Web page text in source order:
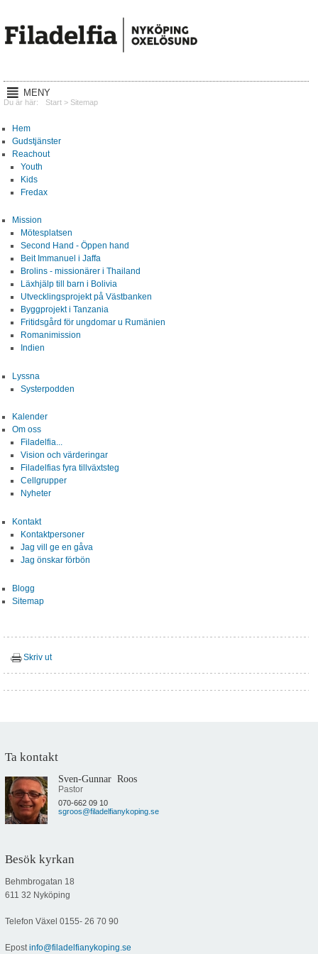
MENY
Hem
Gudstjänster
Reachout
Mission
Kalender
Om oss
Kontakt
Blogg
Du är här: Start > Sitemap
Hem
Gudstjänster
Reachout
Youth
Kids
Fredax
Mission
Mötesplatsen
Second Hand - Öppen hand
Beit Immanuel i Jaffa
Brolins - missionärer i Thailand
Läxhjälp till barn i Bolivia
Utvecklingsprojekt på Västbanken
Byggprojekt i Tanzania
Fritidsgård för ungdomar u Rumänien
Romanimission
Indien
Lyssna
Systerpodden
Kalender
Om oss
Filadelfia...
Vision och värderingar
Filadelfias fyra tillväxtsteg
Cellgrupper
Nyheter
Kontakt
Kontaktpersoner
Jag vill ge en gåva
Jag önskar förbön
Blogg
Sitemap
Skriv ut
Ta kontakt
Sven-Gunnar Roos
Pastor
070-662 09 10
sgroos@filadelfianykoping.se
Besök kyrkan
Behmbrogatan 18
611 32 Nyköping
Telefon Växel 0155- 26 70 90
Epost info@filadelfianykoping.se